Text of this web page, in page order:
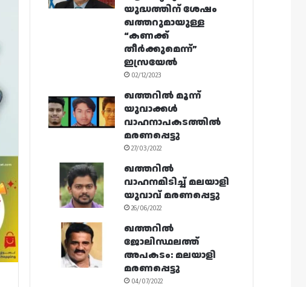
യുദ്ധത്തിന് ശേഷം
ഖത്തറുമായുള്ള
“കണക്ക്
തീർക്കുമെന്ന്”
ഇസ്രയേൽ
02/12/2023
ഖത്തറിൽ മൂന്ന്
യുവാക്കൾ
വാഹനാപകടത്തിൽ
മരണപ്പെട്ടു
27/03/2022
ഖത്തറിൽ
വാഹനമിടിച്ച് മലയാളി
യുവാവ് മരണപ്പെട്ടു
26/06/2022
ഖത്തറിൽ
ജോലിസ്ഥലത്ത്
അപകടം: മലയാളി
മരണപ്പെട്ടു
04/07/2022